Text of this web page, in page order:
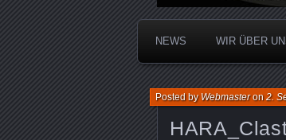
NEWS WIR ÜBER
Posted byWebmasteron2.